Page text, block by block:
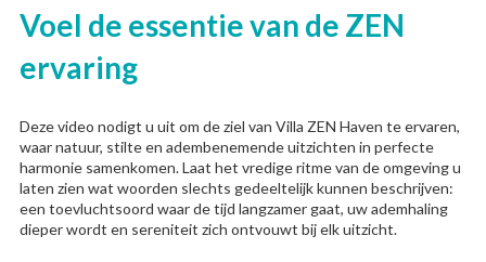
Voel de essentie van de ZEN
ervaring
Deze video nodigt u uit om de ziel van Villa ZEN Haven te ervaren,
waar natuur, stilte en adembenemende uitzichten in perfecte
harmonie samenkomen. Laat het vredige ritme van de omgeving u
laten zien wat woorden slechts gedeeltelijk kunnen beschrijven:
een toevluchtsoord waar de tijd langzamer gaat, uw ademhaling
dieper wordt en sereniteit zich ontvouwt bij elk uitzicht.